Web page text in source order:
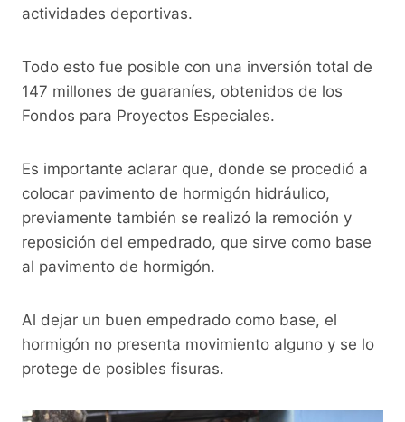
actividades deportivas.
Todo esto fue posible con una inversión total de
147 millones de guaraníes, obtenidos de los
Fondos para Proyectos Especiales.
Es importante aclarar que, donde se procedió a
colocar pavimento de hormigón hidráulico,
previamente también se realizó la remoción y
reposición del empedrado, que sirve como base
al pavimento de hormigón.
Al dejar un buen empedrado como base, el
hormigón no presenta movimiento alguno y se lo
protege de posibles fisuras.